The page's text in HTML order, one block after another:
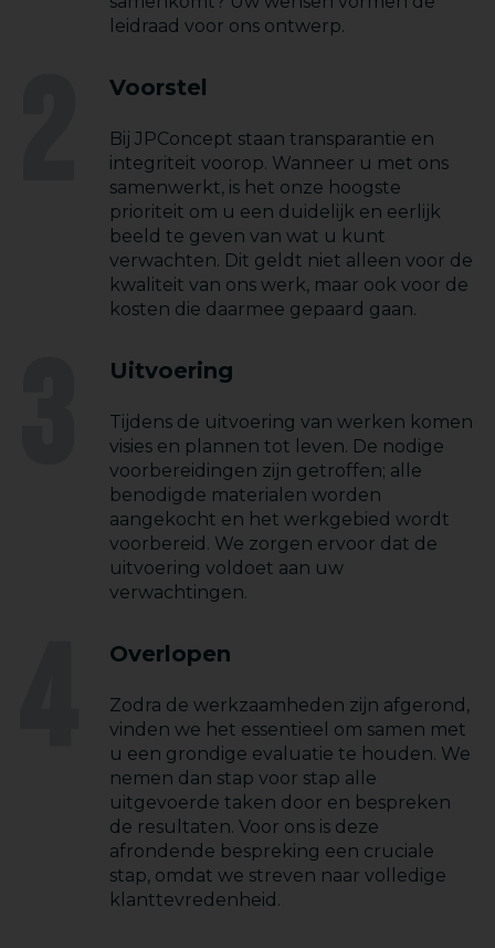
leidraad voor ons ontwerp.
Voorstel
Bij JPConcept staan transparantie en
integriteit voorop. Wanneer u met ons
samenwerkt, is het onze hoogste
prioriteit om u een duidelijk en eerlijk
beeld te geven van wat u kunt
verwachten. Dit geldt niet alleen voor de
kwaliteit van ons werk, maar ook voor de
kosten die daarmee gepaard gaan.
Uitvoering
Tijdens de uitvoering van werken komen
visies en plannen tot leven. De nodige
voorbereidingen zijn getroffen; alle
benodigde materialen worden
aangekocht en het werkgebied wordt
voorbereid. We zorgen ervoor dat de
uitvoering voldoet aan uw
verwachtingen.
Overlopen
Zodra de werkzaamheden zijn afgerond,
vinden we het essentieel om samen met
u een grondige evaluatie te houden. We
nemen dan stap voor stap alle
uitgevoerde taken door en bespreken
de resultaten. Voor ons is deze
afrondende bespreking een cruciale
stap, omdat we streven naar volledige
klanttevredenheid.